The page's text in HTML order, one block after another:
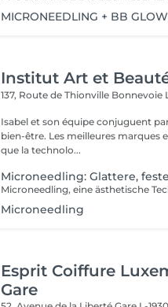
MICRONEEDLING + BB GLOW
Institut Art et
137, Route de Thionville Bonnevoie
Isabel et son équipe conjuguent
bien-être. Les meilleures marques esthétiques et cosmétiques ainsi
que la technolo...
Microneedling: Glattere,
Microneedling
Esprit Coiffure
Gare